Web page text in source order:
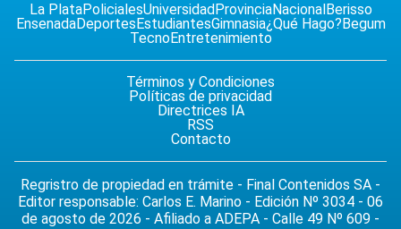
La PlataPolicialesUniversidadProvinciaNacionalBerisso
EnsenadaDeportesEstudiantesGimnasia¿Qué Hago?Begum
TecnoEntretenimiento
Términos y Condiciones
Políticas de privacidad
Directrices IA
RSS
Contacto
Regristro de propiedad en trámite - Final Contenidos SA -
Editor responsable: Carlos E. Marino - Edición Nº 3034 - 06
de agosto de 2026 - Afiliado a ADEPA - Calle 49 Nº 609 -